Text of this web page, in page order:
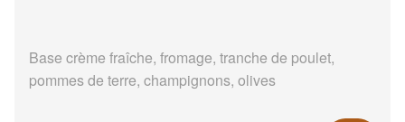
Base crème fraîche, fromage, tranche de poulet,
pommes de terre, champignons, olives